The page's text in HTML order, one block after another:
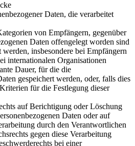
Daten, die verarbeitet
von Empfängern, gegenüber
Daten offengelegt worden sind
insbesondere bei Empfängern
internationalen Organisationen
Dauer, für die die
gespeichert werden, oder, falls dies
für die Festlegung dieser
auf Berichtigung oder Löschung
Daten oder auf
durch den Verantwortlichen
gegen diese Verarbeitung
bei einer